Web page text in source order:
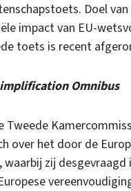
Doel
impact van EU-
toets is recent
Omnibus
Tweede
over het door de
waarbij zij desgevraagd